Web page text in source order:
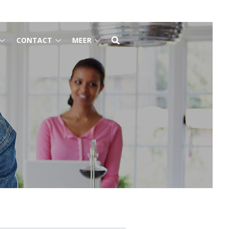
CONTACT
submenu
MEER
Meer
submenu